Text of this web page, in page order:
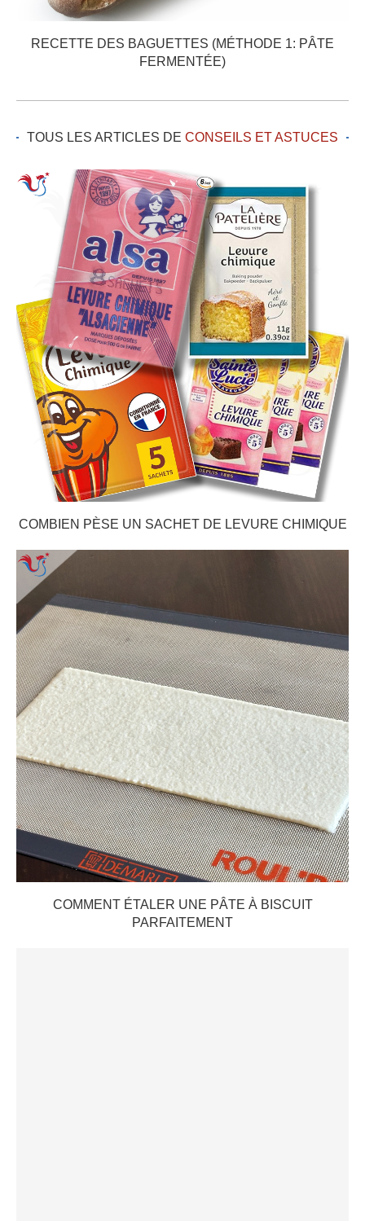
RECETTE DES BAGUETTES (MÉTHODE 1: PÂTE
FERMENTÉE)
TOUS LES ARTICLES DE CONSEILS ET ASTUCES
COMBIEN PÈSE UN SACHET DE LEVURE CHIMIQUE
COMMENT ÉTALER UNE PÂTE À BISCUIT
PARFAITEMENT